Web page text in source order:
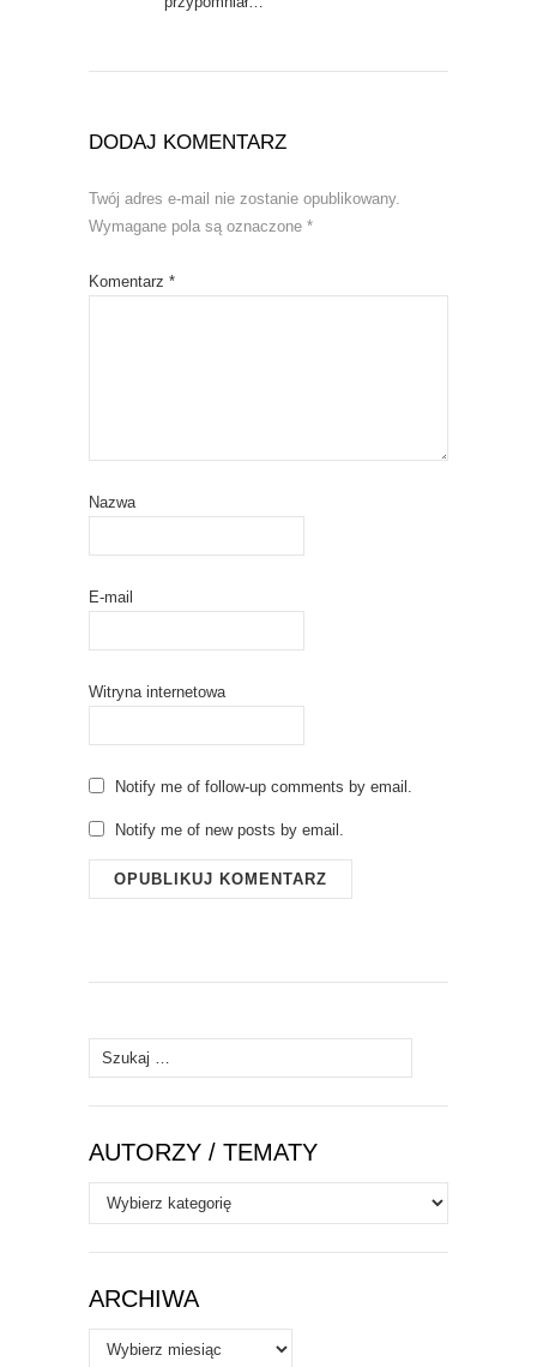
DODAJ KOMENTARZ
Twój adres e-mail nie zostanie opublikowany.
Wymagane pola są oznaczone *
Komentarz *
Nazwa
E-mail
Witryna internetowa
Notify me of follow-up comments by email.
Notify me of new posts by email.
Szukaj:
AUTORZY / TEMATY
Autorzy
/
Tematy
ARCHIWA
Archiwa